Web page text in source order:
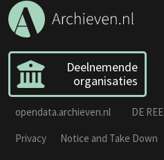
Deelnemende
organisaties
opendata.archieven.nl DE REE
Privacy
Notice and Take Down